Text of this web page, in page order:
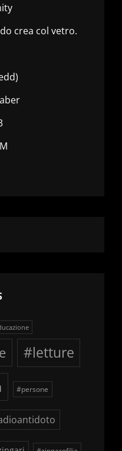
crea col vetro.
#letture
#persone